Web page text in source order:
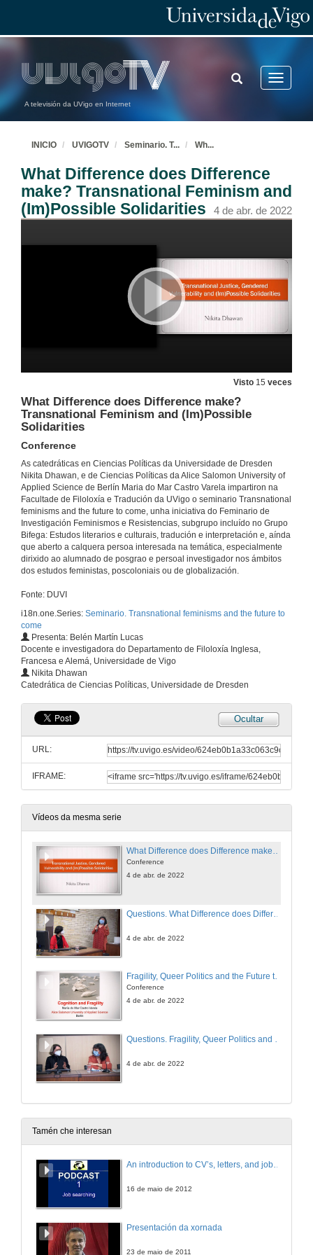
A televisión da UVigo en Internet
Toggle
TOGGLE
SEARCH
INICIO UVIGOTV Seminario. T... Wh...
What Difference does Difference
make? Transnational Feminism and
(Im)Possible Solidarities
4 de abr. de 2022
Visto 15 veces
What Difference does Difference make?
Transnational Feminism and (Im)Possible
Solidarities
Conference
As catedráticas en Ciencias Políticas da Universidade de Dresden
Nikita Dhawan, e de Ciencias Políticas da Alice Salomon University of
Applied Science de Berlín Maria do Mar Castro Varela impartiron na
Facultade de Filoloxía e Tradución da UVigo o seminario Transnational
feminisms and the future to come, unha iniciativa do Feminario de
Investigación Feminismos e Resistencias, subgrupo incluído no Grupo
Bifega: Estudos literarios e culturais, tradución e interpretación e, aínda
que aberto a calquera persoa interesada na temática, especialmente
dirixido ao alumnado de posgrao e persoal investigador nos ámbitos
dos estudos feministas, poscoloniais ou de globalización.
Fonte: DUVI
i18n.one.Series: Seminario. Transnational feminisms and the future to
come
Presenta: Belén Martín Lucas
Docente e investigadora do Departamento de Filoloxía Inglesa,
Francesa e Alemá, Universidade de Vigo
Nikita Dhawan
Catedrática de Ciencias Políticas, Universidade de Dresden
Ocultar
URL:
IFRAME:
Vídeos da mesma serie
What Difference does Difference make? Transnational Feminism and (Im)Possible Solidarities
Conference
4 de abr. de 2022
4 de abr. de 2022
Fragility, Queer Politics and the Future to Come
Conference
4 de abr. de 2022
4 de abr. de 2022
Tamén che interesan
An introduction to CV’s, letters, and job searching
16 de maio de 2012
Presentación da xornada
23 de maio de 2011